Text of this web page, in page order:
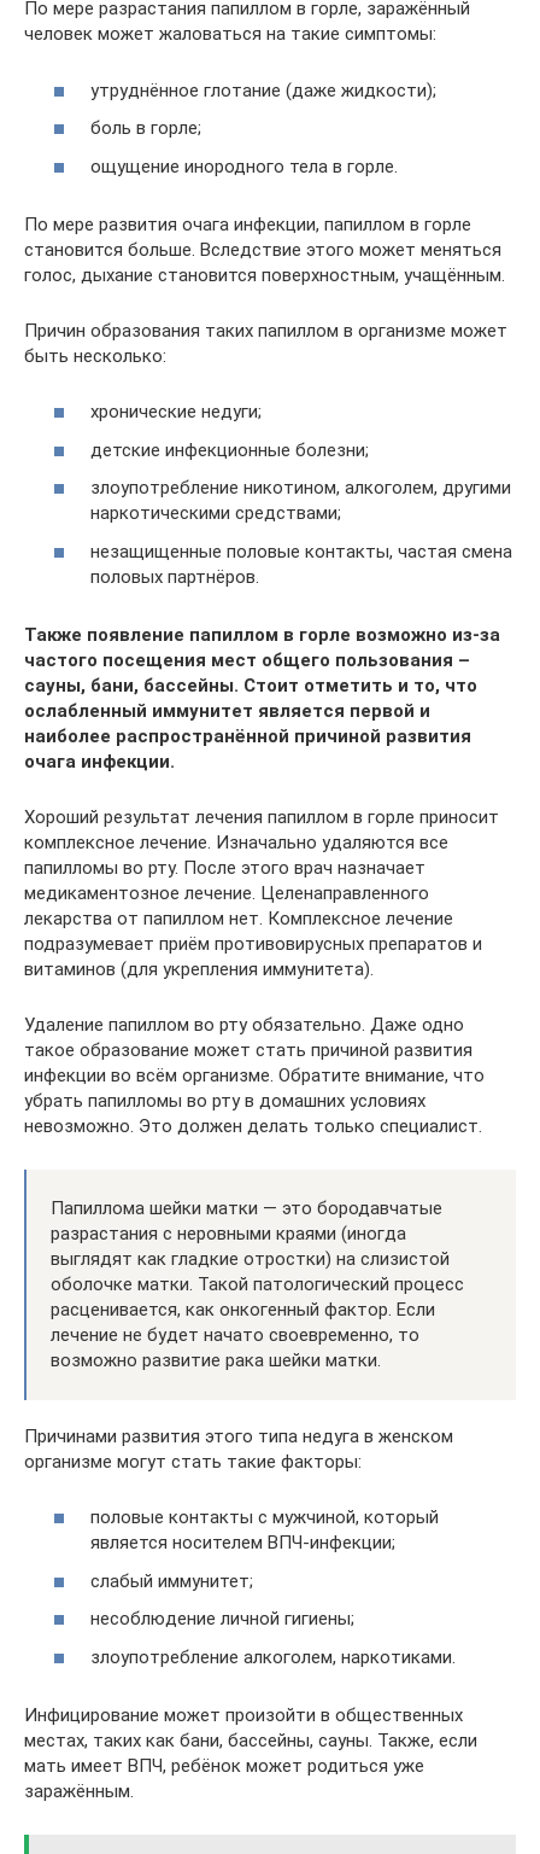
По мере разрастания папиллом в горле, заражённый
человек может жаловаться на такие симптомы:
утруднённое глотание (даже жидкости);
боль в горле;
ощущение инородного тела в горле.
По мере развития очага инфекции, папиллом в горле
становится больше. Вследствие этого может меняться
голос, дыхание становится поверхностным, учащённым.
Причин образования таких папиллом в организме может
быть несколько:
хронические недуги;
детские инфекционные болезни;
злоупотребление никотином, алкоголем, другими
наркотическими средствами;
незащищенные половые контакты, частая смена
половых партнёров.
Также появление папиллом в горле возможно из-за
частого посещения мест общего пользования –
сауны, бани, бассейны. Стоит отметить и то, что
ослабленный иммунитет является первой и
наиболее распространённой причиной развития
очага инфекции.
Хороший результат лечения папиллом в горле приносит
комплексное лечение. Изначально удаляются все
папилломы во рту. После этого врач назначает
медикаментозное лечение. Целенаправленного
лекарства от папиллом нет. Комплексное лечение
подразумевает приём противовирусных препаратов и
витаминов (для укрепления иммунитета).
Удаление папиллом во рту обязательно. Даже одно
такое образование может стать причиной развития
инфекции во всём организме. Обратите внимание, что
убрать папилломы во рту в домашних условиях
невозможно. Это должен делать только специалист.
Папиллома шейки матки — это бородавчатые
разрастания с неровными краями (иногда
выглядят как гладкие отростки) на слизистой
оболочке матки. Такой патологический процесс
расценивается, как онкогенный фактор. Если
лечение не будет начато своевременно, то
возможно развитие рака шейки матки.
Причинами развития этого типа недуга в женском
организме могут стать такие факторы:
половые контакты с мужчиной, который
является носителем ВПЧ-инфекции;
слабый иммунитет;
несоблюдение личной гигиены;
злоупотребление алкоголем, наркотиками.
Инфицирование может произойти в общественных
местах, таких как бани, бассейны, сауны. Также, если
мать имеет ВПЧ, ребёнок может родиться уже
заражённым.